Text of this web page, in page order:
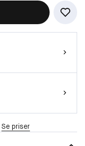
Se priser